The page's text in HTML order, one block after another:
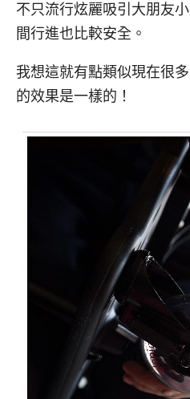
不只流行炫麗吸引大朋友
間行進也比較安全。
我想這就有點類似現在很
的效果是一樣的！